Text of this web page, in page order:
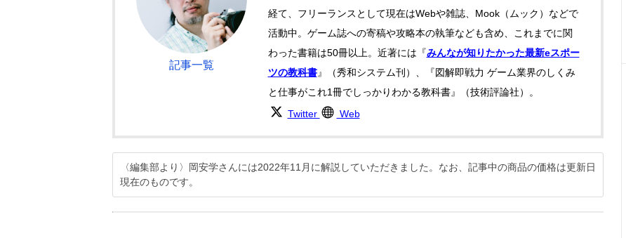
記事一覧
経て、フリーランスとして現在はWebや雑誌、Mook（ムック）などで
活動中。ゲーム誌への寄稿や攻略本の執筆なども含め、これまでに関
わった書籍は50冊以上。近著には『みんなが知りたかった最新eスポー
ツの教科書』（秀和システム刊）、『図解即戦力 ゲーム業界のしくみ
と仕事がこれ1冊でしっかりわかる教科書』（技術評論社）。
Twitter
Web
〈編集部より〉岡安学さんには2022年11月に解説していただきました。なお、記事中の商品の価格は更新日
現在のものです。